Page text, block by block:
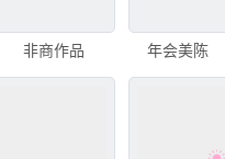
非商作品 年会美陈